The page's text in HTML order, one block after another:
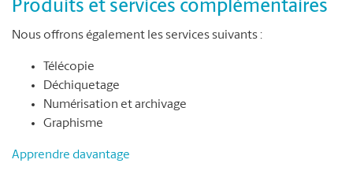
Produits et services complémentaires
Nous offrons également les services suivants :
Télécopie
Déchiquetage
Numérisation et archivage
Graphisme
Apprendre davantage